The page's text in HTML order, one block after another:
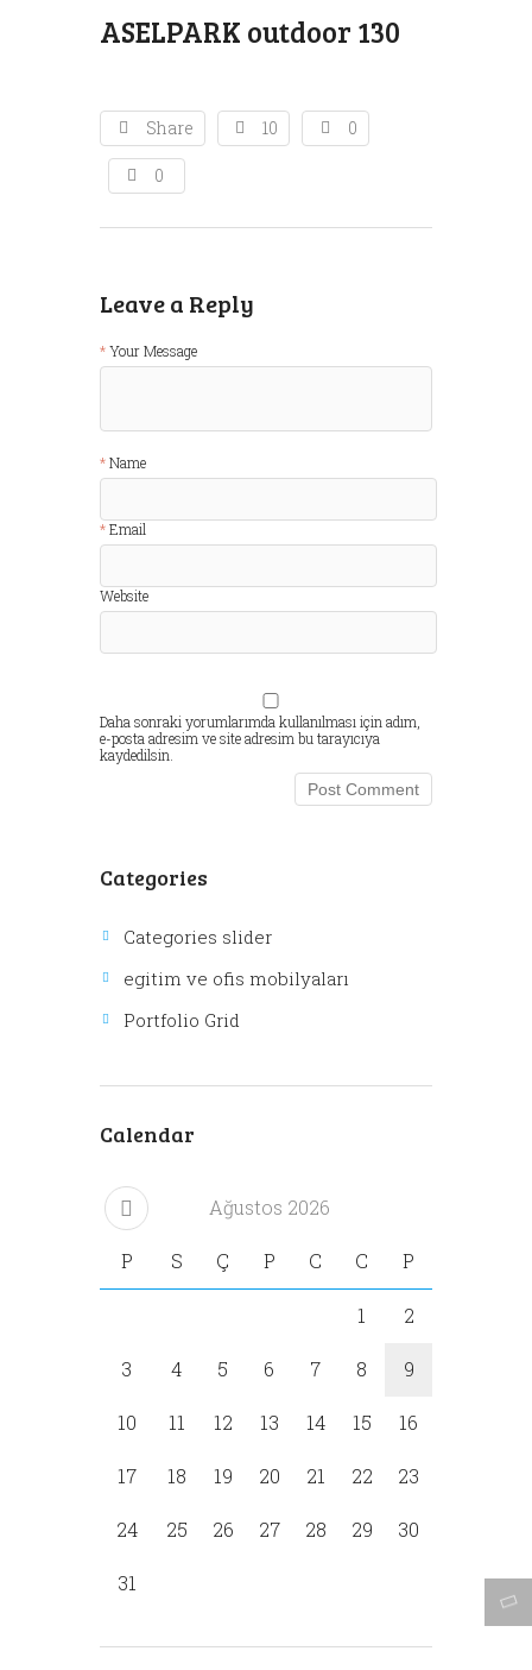
ASELPARK outdoor 130
Share 10 0
0
Leave a Reply
Your Message
Name
Email
Website
Daha sonraki yorumlarımda kullanılması için adım,
e-posta adresim ve site adresim bu tarayıcıya
kaydedilsin.
Categories
Categories slider
egitim ve ofis mobilyaları
Portfolio Grid
Calendar
Ağustos 2026
P S Ç P C C P
1 2
3 4 5 6 7 8 9
10 11 12 13 14 15 16
17 18 19 20 21 22 23
24 25 26 27 28 29 30
31